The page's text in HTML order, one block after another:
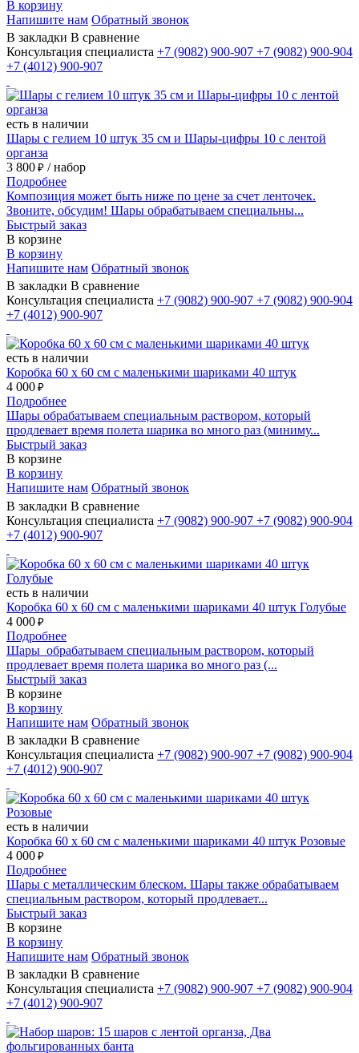
В корзину
Напишите нам Обратный звонок
В закладки В сравнение
Консультация специалиста +7 (9082) 900-907 +7 (9082) 900-904
+7 (4012) 900-907
есть в наличии
Шары с гелием 10 штук 35 см и Шары-цифры 10 с лентой
органза
3 800 ₽ / набор
Подробнее
Композиция может быть ниже по цене за счет ленточек.
Звоните, обсудим! Шары обрабатываем специальны...
Быстрый заказ
В корзине
В корзину
Напишите нам Обратный звонок
В закладки В сравнение
Консультация специалиста +7 (9082) 900-907 +7 (9082) 900-904
+7 (4012) 900-907
есть в наличии
Коробка 60 х 60 см с маленькими шариками 40 штук
4 000 ₽
Подробнее
Шары обрабатываем специальным раствором, который
продлевает время полета шарика во много раз (миниму...
Быстрый заказ
В корзине
В корзину
Напишите нам Обратный звонок
В закладки В сравнение
Консультация специалиста +7 (9082) 900-907 +7 (9082) 900-904
+7 (4012) 900-907
есть в наличии
Коробка 60 х 60 см с маленькими шариками 40 штук Голубые
4 000 ₽
Подробнее
Шары обрабатываем специальным раствором, который
продлевает время полета шарика во много раз (...
Быстрый заказ
В корзине
В корзину
Напишите нам Обратный звонок
В закладки В сравнение
Консультация специалиста +7 (9082) 900-907 +7 (9082) 900-904
+7 (4012) 900-907
есть в наличии
Коробка 60 х 60 см с маленькими шариками 40 штук Розовые
4 000 ₽
Подробнее
Шары с металлическим блеском. Шары также обрабатываем
специальным раствором, который продлевает...
Быстрый заказ
В корзине
В корзину
Напишите нам Обратный звонок
В закладки В сравнение
Консультация специалиста +7 (9082) 900-907 +7 (9082) 900-904
+7 (4012) 900-907